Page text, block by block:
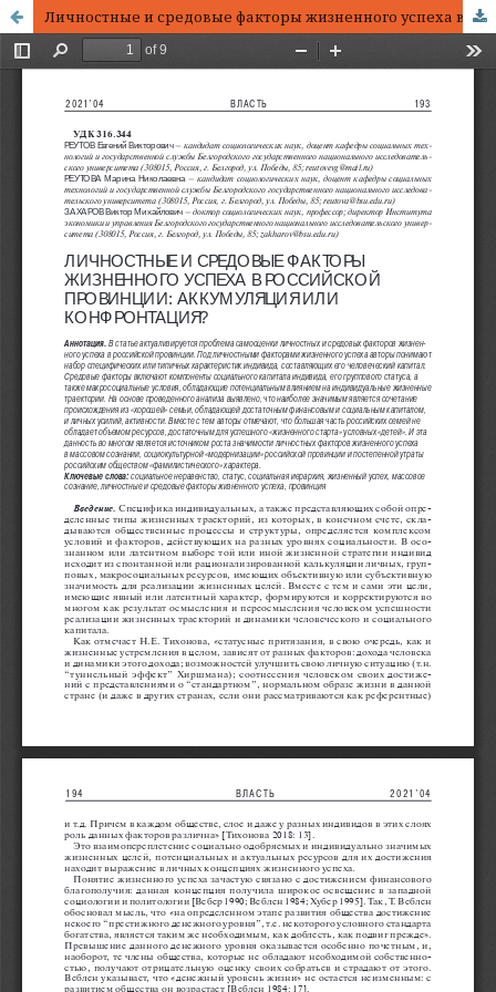
Личностные и средовые факторы жизненного успеха в российской провинции: аккумуляция или конфронтация?